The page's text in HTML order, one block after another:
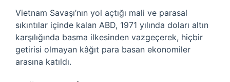
Vietnam Savaşı’nın yol açtığı mali ve parasal
sıkıntılar içinde kalan ABD, 1971 yılında doları altın
karşılığında basma ilkesinden vazgeçerek, hiçbir
getirisi olmayan kâğıt para basan ekonomiler
arasına katıldı.